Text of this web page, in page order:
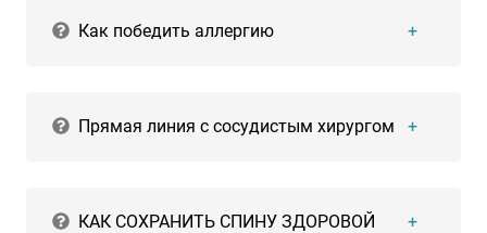
Как победить аллергию
Прямая линия с сосудистым хирургом
КАК СОХРАНИТЬ СПИНУ ЗДОРОВОЙ